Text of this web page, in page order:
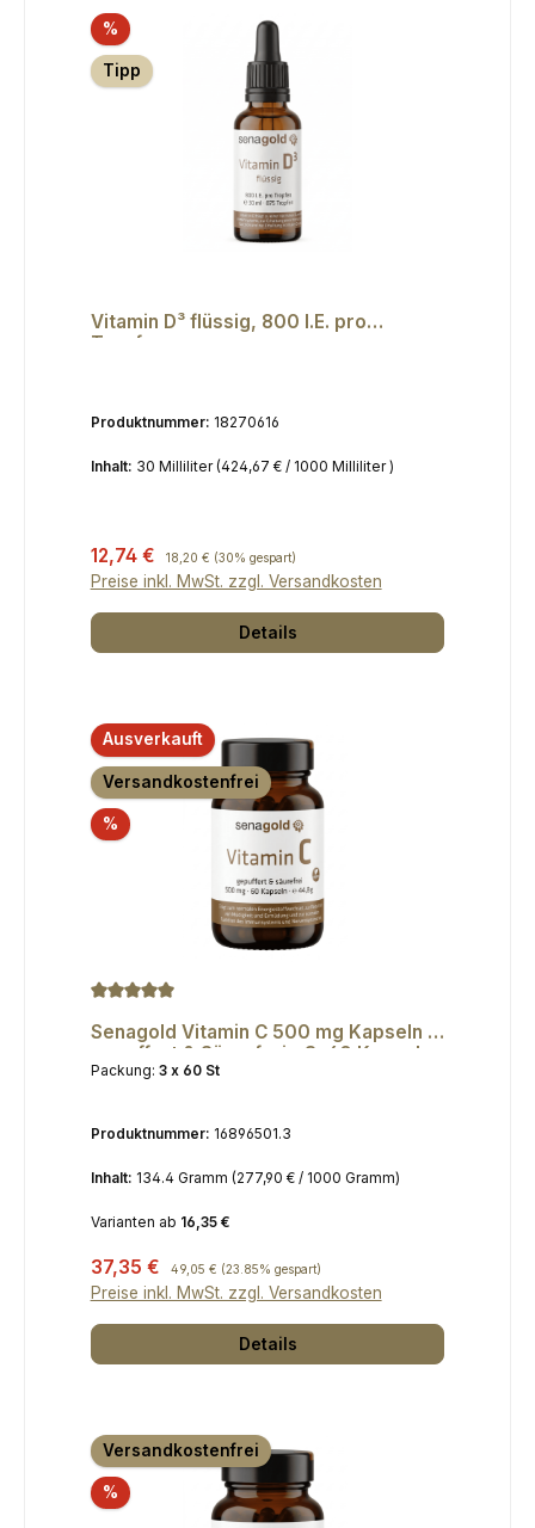
%Rabatt
Tipp
Vitamin D³ flüssig, 800 I.E. pro
Tropfen
Produktnummer: 18270616
Inhalt: 30 Milliliter(424,67 € / 1000 Milliliter )
Verkaufspreis:
12,74 € Regulärer Preis:
18,20 € (30% gespart)
Preise inkl. MwSt. zzgl. Versandkosten
Details
Ausverkauft
Versandkostenfrei
%Rabatt
Senagold Vitamin C 500 mg Kapseln -
gepuffert & Säurefrei - 3x60 Kapseln
Packung: 3 x 60 St
Produktnummer: 16896501.3
Inhalt: 134.4 Gramm (277,90 € / 1000 Gramm)
Varianten ab 16,35 €
Verkaufspreis:
37,35 € Regulärer Preis:
49,05 € (23.85% gespart)
Preise inkl. MwSt. zzgl. Versandkosten
Details
Versandkostenfrei
%Rabatt